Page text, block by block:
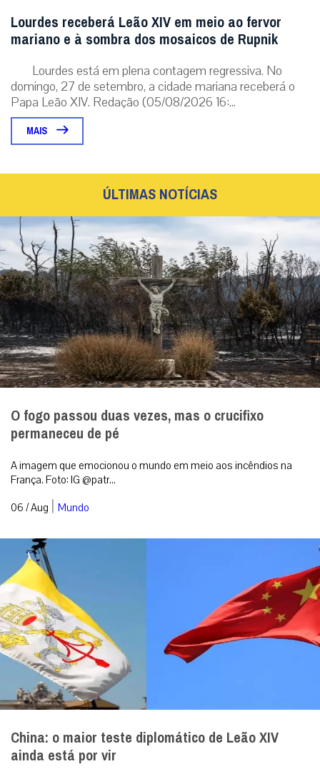
Lourdes receberá Leão XIV em meio ao fervor
mariano e à sombra dos mosaicos de Rupnik
Lourdes está em plena contagem regressiva. No
domingo, 27 de setembro, a cidade mariana receberá o
Papa Leão XIV. Redação (05/08/2026 16:...
MAIS
ÚLTIMAS NOTÍCIAS
O fogo passou duas vezes, mas o crucifixo
permaneceu de pé
A imagem que emocionou o mundo em meio aos incêndios na
França. Foto: IG @patr...
06 / Aug | Mundo
China: o maior teste diplomático de Leão XIV
ainda está por vir